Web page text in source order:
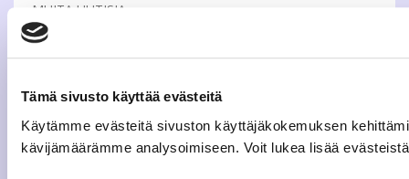
Tämä sivusto käyttää evästeitä
Käytämme evästeitä sivuston käyttäjäkokemuksen
kävijämäärämme analysoimiseen. Voit lukea lisää
MUITA UUTISIA
**********************
EI NASTA- TAI LIUKUESTEKENGILLÄ SISÄTILOIHIN